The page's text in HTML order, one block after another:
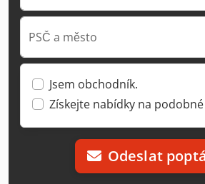
PSČ a město
Jsem obchodník.
Získejte nabídky na
Odeslat